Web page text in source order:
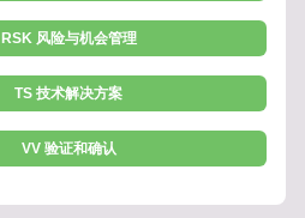
RSK 风险与机会管理
TS 技术解决方案
VV 验证和确认